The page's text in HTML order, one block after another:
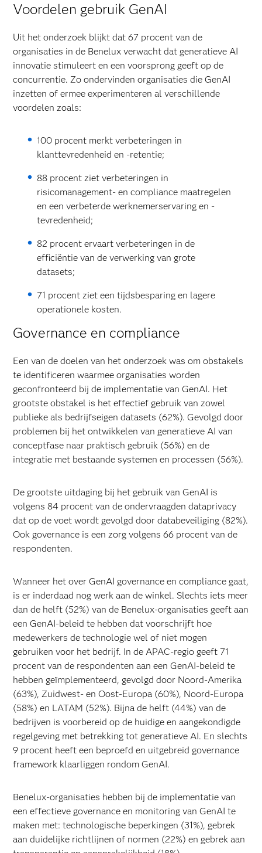
Voordelen gebruik GenAI
Uit het onderzoek blijkt dat 67 procent van de
organisaties in de Benelux verwacht dat generatieve AI
innovatie stimuleert en een voorsprong geeft op de
concurrentie. Zo ondervinden organisaties die GenAI
inzetten of ermee experimenteren al verschillende
voordelen zoals:
100 procent merkt verbeteringen in
klanttevredenheid en -retentie;
88 procent ziet verbeteringen in
risicomanagement- en compliance maatregelen
en een verbeterde werknemerservaring en -
tevredenheid;
82 procent ervaart verbeteringen in de
efficiëntie van de verwerking van grote
datasets;
71 procent ziet een tijdsbesparing en lagere
operationele kosten.
Governance en compliance
Een van de doelen van het onderzoek was om obstakels
te identificeren waarmee organisaties worden
geconfronteerd bij de implementatie van GenAI. Het
grootste obstakel is het effectief gebruik van zowel
publieke als bedrijfseigen datasets (62%). Gevolgd door
problemen bij het ontwikkelen van generatieve AI van
conceptfase naar praktisch gebruik (56%) en de
integratie met bestaande systemen en processen (56%).
De grootste uitdaging bij het gebruik van GenAI is
volgens 84 procent van de ondervraagden dataprivacy
dat op de voet wordt gevolgd door databeveiliging (82%).
Ook governance is een zorg volgens 66 procent van de
respondenten.
Wanneer het over GenAI governance en compliance gaat,
is er inderdaad nog werk aan de winkel. Slechts iets meer
dan de helft (52%) van de Benelux-organisaties geeft aan
een GenAI-beleid te hebben dat voorschrijft hoe
medewerkers de technologie wel of niet mogen
gebruiken voor het bedrijf. In de APAC-regio geeft 71
procent van de respondenten aan een GenAI-beleid te
hebben geïmplementeerd, gevolgd door Noord-Amerika
(63%), Zuidwest- en Oost-Europa (60%), Noord-Europa
(58%) en LATAM (52%). Bijna de helft (44%) van de
bedrijven is voorbereid op de huidige en aangekondigde
regelgeving met betrekking tot generatieve AI. En slechts
9 procent heeft een beproefd en uitgebreid governance
framework klaarliggen rondom GenAI.
Benelux-organisaties hebben bij de implementatie van
een effectieve governance en monitoring van GenAI te
maken met: technologische beperkingen (31%), gebrek
aan duidelijke richtlijnen of normen (22%) en gebrek aan